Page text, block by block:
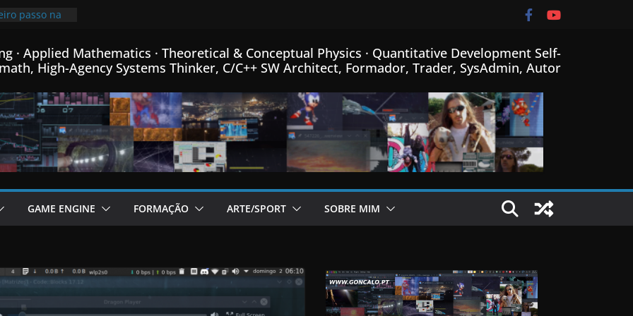
passo na
que o
de
Formato
Bitmap,
e menus
de Fractais
Engine em
C++…
· Applied Mathematics · Theoretical & Conceptual Physics · Quantitative Development Self-
High-Agency Systems Thinker, C/C++ SW Architect, Formador, Trader, SysAdmin, Autor
GAME ENGINE FORMAÇÃO ARTE/SPORT SOBRE MIM